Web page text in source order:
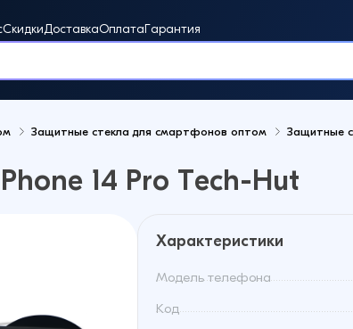
СкидкиДоставкаОплатаГарантия
Новинки
Защитные стекла для смартфонов оптом Защитные
14 Pro Tech-Hut
Характеристики
Модель телефона
Код